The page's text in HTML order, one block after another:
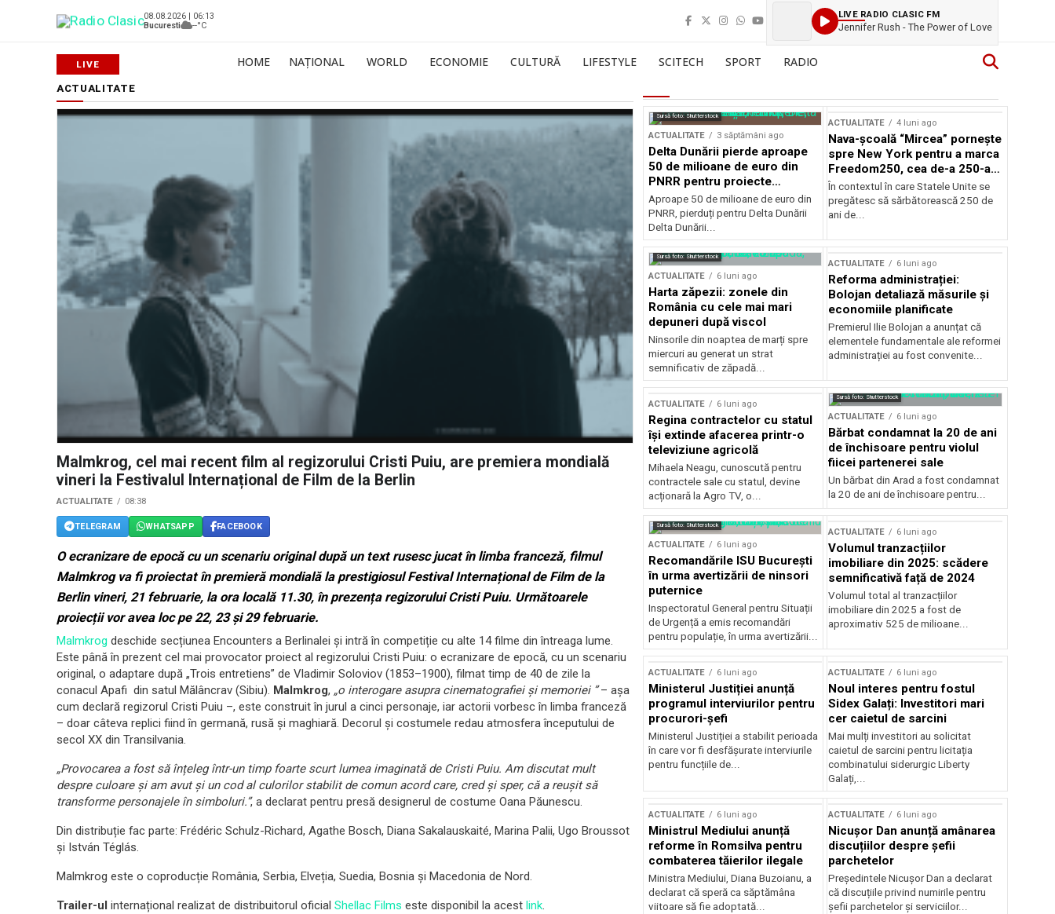
08.08.2026 | 06:13
Bucuresti
--°C
LIVE RADIO CLASIC FM
Jennifer Rush - The Power of Love
HOME NAȚIONAL WORLD ECONOMIE CULTURĂ LIFESTYLE SCITECH SPORT RADIO
ACTUALITATE
Malmkrog, cel mai recent film al regizorului Cristi Puiu, are premiera mondială
vineri la Festivalul Internațional de Film de la Berlin
ACTUALITATE 08:38
TELEGRAM WHATSAPP FACEBOOK
O ecranizare de epocă cu un scenariu original după un text rusesc jucat în limba franceză, filmul
Malmkrog va fi proiectat în premieră mondială la prestigiosul Festival Internațional de Film de la
Berlin vineri, 21 februarie, la ora locală 11.30, în prezența regizorului Cristi Puiu. Următoarele
proiecții vor avea loc pe 22, 23 și 29 februarie.
Malmkrog deschide secțiunea Encounters a Berlinalei și intră în competiție cu alte 14 filme din întreaga lume.
Este până în prezent cel mai provocator proiect al regizorului Cristi Puiu: o ecranizare de epocă, cu un scenariu
original, o adaptare după „Trois entretiens” de Vladimir Soloviov (1853–1900), filmat timp de 40 de zile la
conacul Apafi din satul Mălâncrav (Sibiu). Malmkrog, „o interogare asupra cinematografiei și memoriei ”– așa
cum declară regizorul Cristi Puiu –, este construit în jurul a cinci personaje, iar actorii vorbesc în limba franceză
– doar câteva replici fiind în germană, rusă și maghiară. Decorul și costumele redau atmosfera începutului de
secol XX din Transilvania.
„Provocarea a fost să înțeleg într-un timp foarte scurt lumea imaginată de Cristi Puiu. Am discutat mult
despre culoare și am avut și un cod al culorilor stabilit de comun acord care, cred și sper, că a reușit să
transforme personajele în simboluri.”, a declarat pentru presă designerul de costume Oana Păunescu.
Din distribuție fac parte: Frédéric Schulz-Richard, Agathe Bosch, Diana Sakalauskaité, Marina Palii, Ugo Broussot
și István Téglás.
Malmkrog este o coproducție România, Serbia, Elveția, Suedia, Bosnia și Macedonia de Nord.
Trailer-ul internațional realizat de distribuitorul oficial Shellac Films este disponibil la acest link.
Sursă foto: Shutterstock
ACTUALITATE 3 săptămâni ago
Delta Dunării pierde aproape
50 de milioane de euro din
PNRR pentru proiecte
esențiale
Aproape 50 de milioane de euro din
PNRR, pierduți pentru Delta Dunării
Delta Dunării...
ACTUALITATE 4 luni ago
Nava-școală “Mircea” pornește
spre New York pentru a marca
Freedom250, cea de-a 250-a
aniversare a Statelor Unite
În contextul în care Statele Unite se
pregătesc să sărbătorească 250 de
ani de...
Sursă foto: Shutterstock
ACTUALITATE 6 luni ago
Harta zăpezii: zonele din
România cu cele mai mari
depuneri după viscol
Ninsorile din noaptea de marți spre
miercuri au generat un strat
semnificativ de zăpadă...
ACTUALITATE 6 luni ago
Reforma administrației:
Bolojan detaliază măsurile și
economiile planificate
Premierul Ilie Bolojan a anunțat că
elementele fundamentale ale reformei
administrației au fost convenite...
ACTUALITATE 6 luni ago
Regina contractelor cu statul
își extinde afacerea printr-o
televiziune agricolă
Mihaela Neagu, cunoscută pentru
contractele sale cu statul, devine
acționară la Agro TV, o...
Sursă foto: Shutterstock
ACTUALITATE 6 luni ago
Bărbat condamnat la 20 de ani
de închisoare pentru violul
fiicei partenerei sale
Un bărbat din Arad a fost condamnat
la 20 de ani de închisoare pentru...
Sursă foto: Shutterstock
ACTUALITATE 6 luni ago
Recomandările ISU București
în urma avertizării de ninsori
puternice
Inspectoratul General pentru Situații
de Urgență a emis recomandări
pentru populație, în urma avertizării...
ACTUALITATE 6 luni ago
Volumul tranzacțiilor
imobiliare din 2025: scădere
semnificativă față de 2024
Volumul total al tranzacțiilor
imobiliare din 2025 a fost de
aproximativ 525 de milioane...
ACTUALITATE 6 luni ago
Ministerul Justiției anunță
programul interviurilor pentru
procurori-șefi
Ministerul Justiției a stabilit perioada
în care vor fi desfășurate interviurile
pentru funcțiile de...
ACTUALITATE 6 luni ago
Noul interes pentru fostul
Sidex Galați: Investitori mari
cer caietul de sarcini
Mai mulți investitori au solicitat
caietul de sarcini pentru licitația
combinatului siderurgic Liberty
Galați,...
ACTUALITATE 6 luni ago
Ministrul Mediului anunță
reforme în Romsilva pentru
combaterea tăierilor ilegale
Ministra Mediului, Diana Buzoianu, a
declarat că speră ca săptămâna
viitoare să fie adoptată...
ACTUALITATE 6 luni ago
Nicușor Dan anunță amânarea
discuțiilor despre șefii
parchetelor
Președintele Nicușor Dan a declarat
că discuțiile privind numirile pentru
șefii parchetelor și serviciilor...